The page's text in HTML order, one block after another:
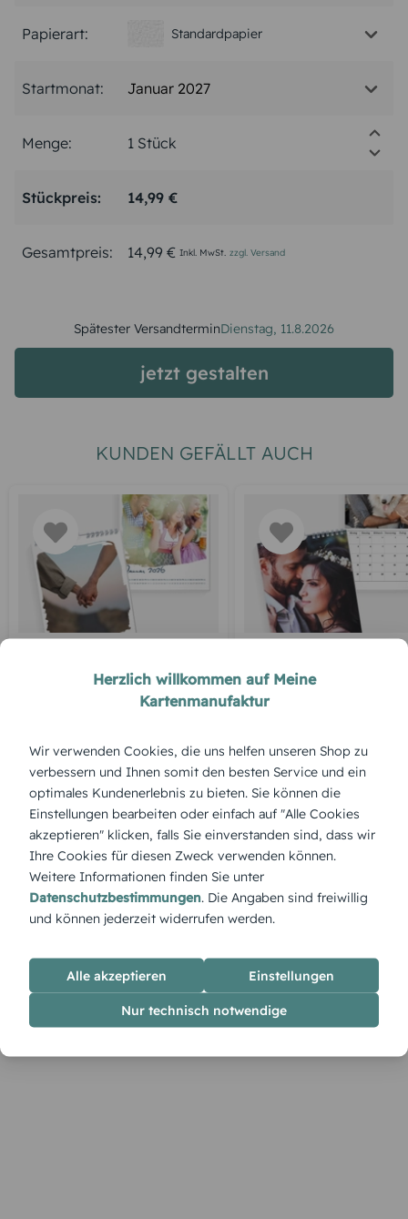
Papierart: Standardpapier
Startmonat: Januar 2027
Menge:
Stückpreis: 14,99 €
Gesamtpreis: 14,99 € Inkl. MwSt. zzgl. Versand
Spätester VersandterminDienstag, 11.8.2026
jetzt gestalten
KUNDEN GEFÄLLT AUCH
Zeit für Leichtigkeit Blanko
ÜBERBLICK:
Produktbeschreibung
Der Monatskalender „Pinselstrich“ begeistert mit
künstlerischem Flair – perfekt für kreative Jahresplaner.
Herzlich willkommen auf Meine
Kartenmanufaktur
Wir verwenden Cookies, die uns helfen unseren Shop zu
verbessern und Ihnen somit den besten Service und ein
optimales Kundenerlebnis zu bieten. Sie können die
Einstellungen bearbeiten oder einfach auf "Alle Cookies
akzeptieren" klicken, falls Sie einverstanden sind, dass wir
Ihre Cookies für diesen Zweck verwenden können.
Weitere Informationen finden Sie unter
Datenschutzbestimmungen. Die Angaben sind freiwillig
und können jederzeit widerrufen werden.
Alle akzeptieren Einstellungen
Nur technisch notwendige